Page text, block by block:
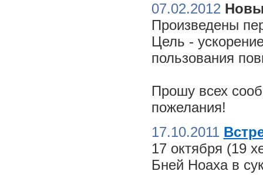
07.02.2012
Произведены
Цель -
пользования
Прошу всех
пожелания!
17.10.2011
17 октября (19
Бней Ноаха в